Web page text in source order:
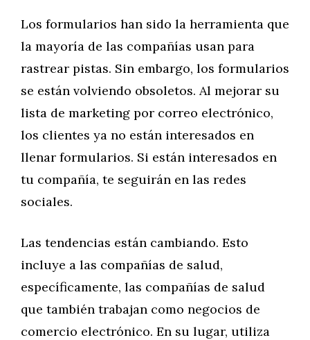
Los formularios han sido la herramienta que
la mayoría de las compañías usan para
rastrear pistas. Sin embargo, los formularios
se están volviendo obsoletos. Al mejorar su
lista de marketing por correo electrónico,
los clientes ya no están interesados en
llenar formularios. Si están interesados en
tu compañía, te seguirán en las redes
sociales.
Las tendencias están cambiando. Esto
incluye a las compañías de salud,
específicamente, las compañías de salud
que también trabajan como negocios de
comercio electrónico. En su lugar, utiliza